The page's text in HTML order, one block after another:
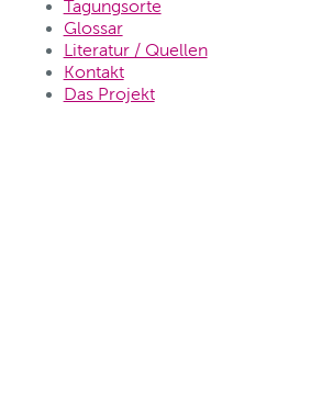
Tagungsorte
Glossar
Literatur / Quellen
Kontakt
Das Projekt